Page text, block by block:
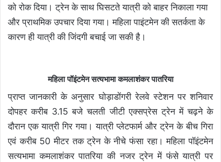
को रोक दिया। ट्रेन के साथ घिसटते यात्री को बाहर निकाला गया
और प्राथमिक उपचार दिया गया। महिला पाइंटमेन की सतर्कता के
कारण ही यात्री की जिंदगी बचाई जा सकी है।
महिला पॉइंटमेन सत्यभामा कमलाशंकर पातरिया
प्राप्त जानकारी के अनुसार घोड़ाडोंगरी रेलवे स्टेशन पर शनिवार
दोपहर करीब 3.15 बजे चलती जीटी एक्सप्रेस ट्रेन में चढ़ने के
दौरान एक यात्री गिर गया। यात्री प्लेटफार्म और ट्रेन के बीच गिरा
एवं करीब 50 मीटर तक ट्रेन के नीचे फंसा रहा। महिला पॉइंटमेन
सत्यभामा कमलाशंकर पातरिया की नजर ट्रेन में फंसे यात्री पर